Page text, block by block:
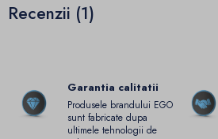
Recenzii (1)
Garantia calitatii
Produsele brandului EGO
sunt fabricate dupa
ultimele tehnologii de